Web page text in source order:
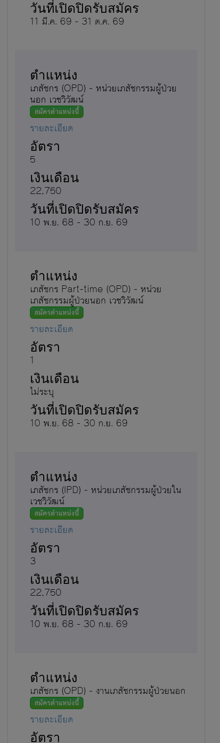
11 มี.ค. 69 - 31 ต.ค. 69
เภสัชกร (OPD) - หน่วยเภสัชกรรมผู้ป่วย
นอก เวชวิวัฒน์
สมัครตำแหน่งนี้
รายละเอียด
5
22,750
10 พ.ย. 68 - 30 ก.ย. 69
เภสัชกร Part-time (OPD) - หน่วย
เภสัชกรรมผู้ป่วยนอก เวชวิวัฒน์
สมัครตำแหน่งนี้
รายละเอียด
1
ไม่ระบุ
10 พ.ย. 68 - 30 ก.ย. 69
เภสัชกร (IPD) - หน่วยเภสัชกรรมผู้ป่วยใน
เวชวิวัฒน์
สมัครตำแหน่งนี้
รายละเอียด
3
22,750
10 พ.ย. 68 - 30 ก.ย. 69
เภสัชกร (OPD) - งานเภสัชกรรมผู้ป่วยนอก
สมัครตำแหน่งนี้
รายละเอียด